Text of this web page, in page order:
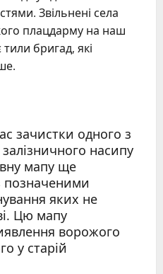
Звільнені села
плацдарму на наш
бригад, які
зачистки одного з
залізничного насипу
мапу ще
позначеними
яких не
Цю мапу
ворожого
у старій